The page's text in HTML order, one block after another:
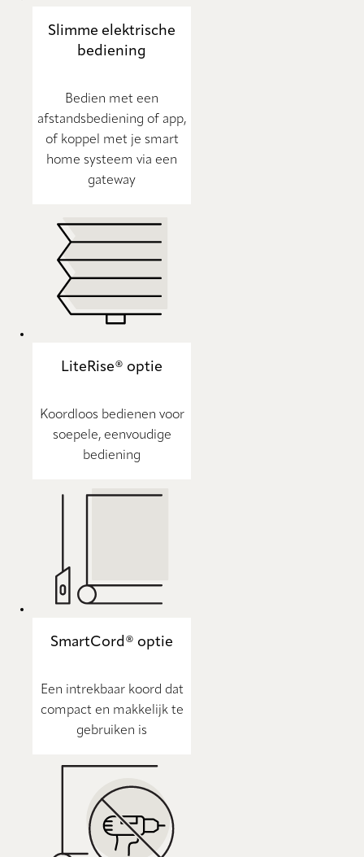
Slimme elektrische
bediening
Bedien met een
afstandsbediening of app,
of koppel met je smart
home systeem via een
gateway
LiteRise® optie
Koordloos bedienen voor
soepele, eenvoudige
bediening
SmartCord® optie
Een intrekbaar koord dat
compact en makkelijk te
gebruiken is